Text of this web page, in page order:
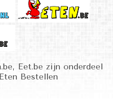
Eet.be zijn onderdeel
Bestellen